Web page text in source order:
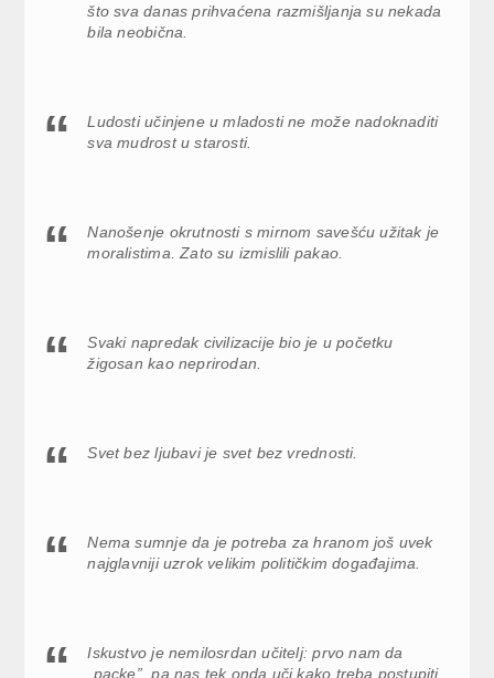
što sva danas prihvaćena razmišljanja su nekada
bila neobična.
Ludosti učinjene u mladosti ne može nadoknaditi
sva mudrost u starosti.
Nanošenje okrutnosti s mirnom savešću užitak je
moralistima. Zato su izmislili pakao.
Svaki napredak civilizacije bio je u početku
žigosan kao neprirodan.
Svet bez ljubavi je svet bez vrednosti.
Nema sumnje da je potreba za hranom još uvek
najglavniji uzrok velikim političkim događajima.
Iskustvo je nemilosrdan učitelj: prvo nam da
„packe”, pa nas tek onda uči kako treba postupiti.